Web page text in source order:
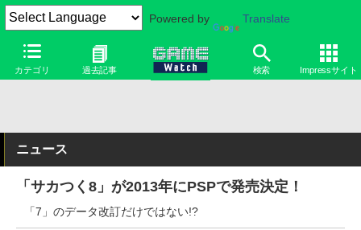
Powered by Translate
カテゴリ 過去記事 検索 Impressサイト
ニュース
「サカつく8」が2013年にPSPで発売決定！
「7」のデータ改訂だけではない!?